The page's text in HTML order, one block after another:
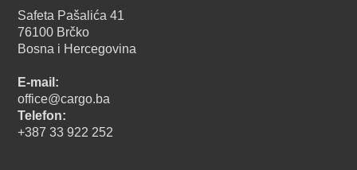
Safeta Pašalića 41
76100 Brčko
Bosna i Hercegovina
E-mail:
office@cargo.ba
Telefon:
+387 33 922 252